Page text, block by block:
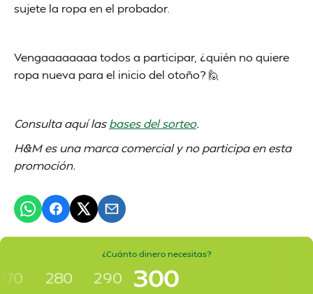
sujete la ropa en el probador.
Vengaaaaaaaa todos a participar, ¿quién no quiere
ropa nueva para el inicio del otoño? 🙋
Consulta aquí lasbases del sorteo.
H&M es una marca comercial y no participa en esta
promoción.
¿Cuánto dinero necesitas?
280 290 300